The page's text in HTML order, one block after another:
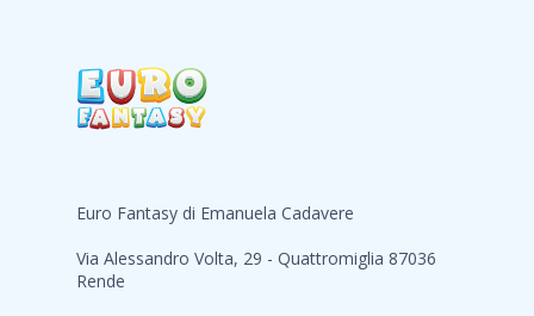
Euro Fantasy di Emanuela Cadavere
Via Alessandro Volta, 29 - Quattromiglia 87036
Rende